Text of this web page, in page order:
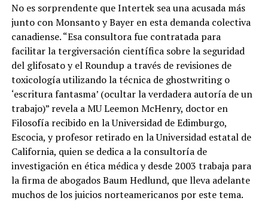
No es sorprendente que Intertek sea una acusada más
junto con Monsanto y Bayer en esta demanda colectiva
canadiense. “Esa consultora fue contratada para
facilitar la tergiversación científica sobre la seguridad
del glifosato y el Roundup a través de revisiones de
toxicología utilizando la técnica de ghostwriting o
‘escritura fantasma’ (ocultar la verdadera autoría de un
trabajo)” revela a MU Leemon McHenry, doctor en
Filosofía recibido en la Universidad de Edimburgo,
Escocia, y profesor retirado en la Universidad estatal de
California, quien se dedica a la consultoría de
investigación en ética médica y desde 2003 trabaja para
la firma de abogados Baum Hedlund, que lleva adelante
muchos de los juicios norteamericanos por este tema.